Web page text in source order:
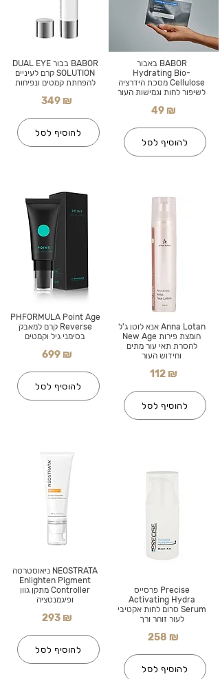
BABOR בבור DUAL EYE
SOLUTION קרם לעיניים
להפחתת קמטים ונפיחות
349 ₪
להוסיף לסל
PHFORMULA Point Age
Reverse קרם למאבק
בסימני גיל וקמטים
699 ₪
להוסיף לסל
NEOSTRATA ניאוסטרטה
Enlighten Pigment
Controller מתקן גוון
ופיגמנטציה
293 ₪
להוסיף לסל
BABOR באבור
Hydrating Bio-
Cellulose מסכת הידרציה
לשיפור לחות וגמישות העור
49 ₪
להוסיף לסל
Anna Lotan אנא לוטן ג'ל
חומצת פירות New Age
להסרת תאי עור מתים
וחידוש העור
112 ₪
להוסיף לסל
Precise פרסייס
Activating Hydra
Serum סרום לחות אקטיבי
לעור זוהר ורך
258 ₪
להוסיף לסל